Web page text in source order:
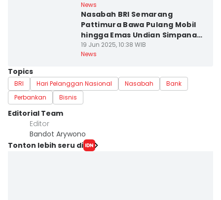
News
Nasabah BRI Semarang
Pattimura Bawa Pulang Mobil
hingga Emas Undian Simpanan
Bertabur Emas dan Simpedes
19 Jun 2025, 10:38 WIB
News
Topics
BRI Hari Pelanggan Nasional Nasabah
Bank
Perbankan
Bisnis
Editorial Team
Editor
Bandot Arywono
Tonton lebih seru di